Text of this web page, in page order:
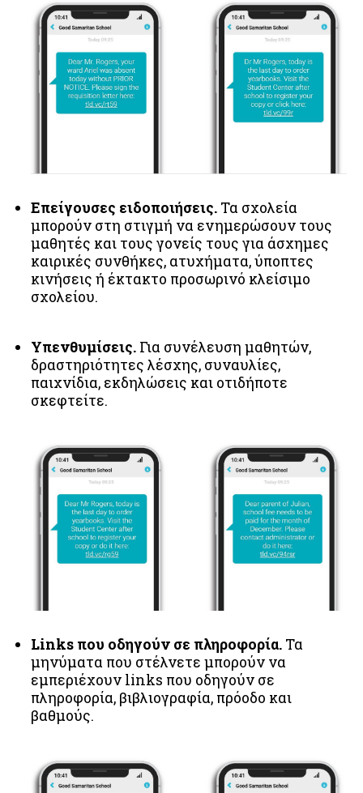
Επείγουσες ειδοποιήσεις. Τα σχολεία
μπορούν στη στιγμή να ενημερώσουν τους
μαθητές και τους γονείς τους για άσχημες
καιρικές συνθήκες, ατυχήματα, ύποπτες
κινήσεις ή έκτακτο προσωρινό κλείσιμο
σχολείου.
Υπενθυμίσεις. Για συνέλευση μαθητών,
δραστηριότητες λέσχης, συναυλίες,
παιχνίδια, εκδηλώσεις και οτιδήποτε
σκεφτείτε.
Links που οδηγούν σε πληροφορία. Τα
μηνύματα που στέλνετε μπορούν να
εμπεριέχουν links που οδηγούν σε
πληροφορία, βιβλιογραφία, πρόοδο και
βαθμούς.